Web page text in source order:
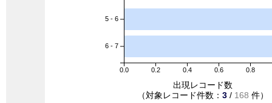
0.0 0.2 0.4 0.6 0.8
5 - 6
6 - 7
出現レコード数
（対象レコード件数： 3 / 168 件）